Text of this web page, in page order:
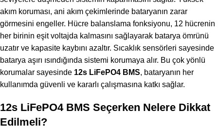
akım koruması, ani akım çekimlerinde bataryanın zarar
görmesini engeller. Hücre balanslama fonksiyonu, 12 hücrenin
her birinin eşit voltajda kalmasını sağlayarak batarya ömrünü
uzatır ve kapasite kaybını azaltır. Sıcaklık sensörleri sayesinde
batarya aşırı ısındığında sistemi korumaya alır. Bu çok yönlü
korumalar sayesinde 12s LiFePO4 BMS, bataryanın her
kullanımda güvenli ve kararlı çalışmasına katkı sağlar.
12s LiFePO4 BMS Seçerken Nelere Dikkat
Edilmeli?